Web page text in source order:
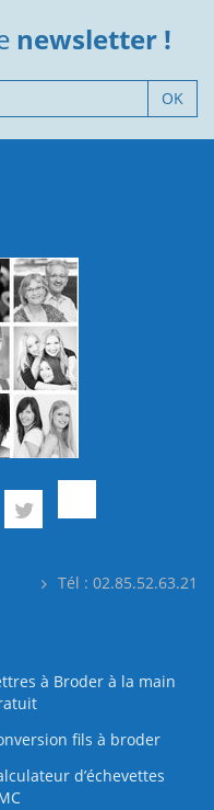
newsletter !
OK
Tél : 02.85.52.63.21
à Broder à la main
fils à broder
d’échevettes